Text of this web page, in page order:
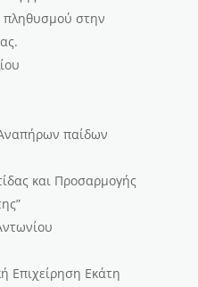
στην
παίδων
και Προσαρμογής
Επιχείρηση Εκάτη